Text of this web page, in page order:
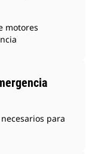
motores
para